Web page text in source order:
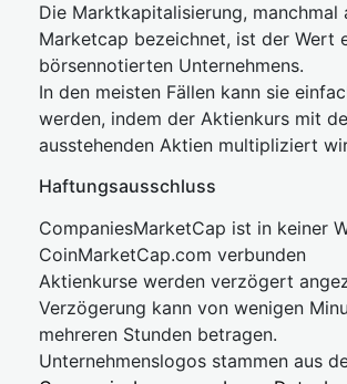
Die Marktkapitalisierung, manchmal
Marketcap bezeichnet, ist der Wert
börsennotierten Unternehmens.
In den meisten Fällen kann sie
werden, indem der Aktienkurs mit
ausstehenden Aktien multipliziert
Haftungsausschluss
CompaniesMarketCap ist in keiner
CoinMarketCap.com verbunden
Aktienkurse werden verzögert
Verzögerung kann von wenigen
mehreren Stunden betragen.
Unternehmenslogos stammen aus